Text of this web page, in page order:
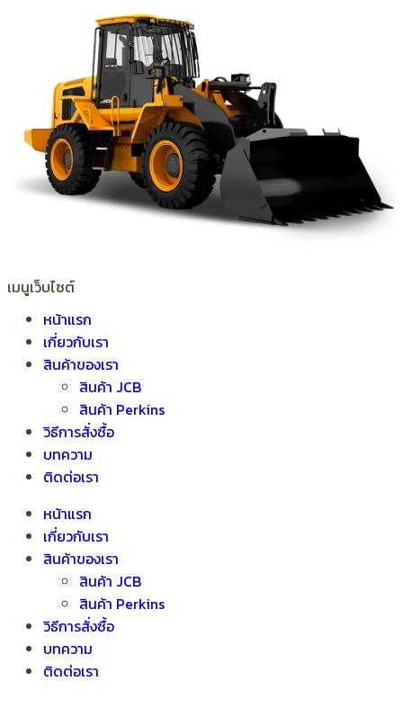
เมนูเว็บไซต์
หน้าแรก
เกี่ยวกับเรา
สินค้าของเรา
สินค้า JCB
สินค้า Perkins
วิธีการสั่งซื้อ
บทความ
ติดต่อเรา
หน้าแรก
เกี่ยวกับเรา
สินค้าของเรา
สินค้า JCB
สินค้า Perkins
วิธีการสั่งซื้อ
บทความ
ติดต่อเรา